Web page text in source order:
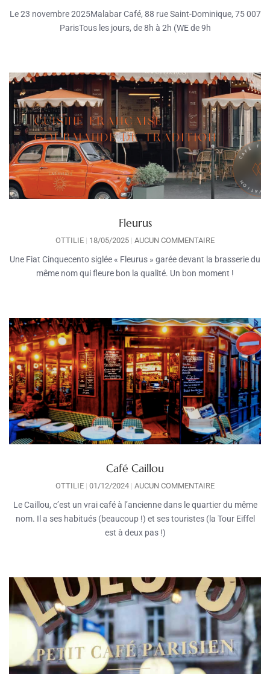
Le 23 novembre 2025Malabar Café, 88 rue Saint-Dominique, 75 007
ParisTous les jours, de 8h à 2h (WE de 9h
Fleurus
OTTILIE 18/05/2025 AUCUN COMMENTAIRE
Une Fiat Cinquecento siglée « Fleurus » garée devant la brasserie du
même nom qui fleure bon la qualité. Un bon moment !
Café Caillou
OTTILIE 01/12/2024 AUCUN COMMENTAIRE
Le Caillou, c’est un vrai café à l’ancienne dans le quartier du même
nom. Il a ses habitués (beaucoup !) et ses touristes (la Tour Eiffel
est à deux pas !)